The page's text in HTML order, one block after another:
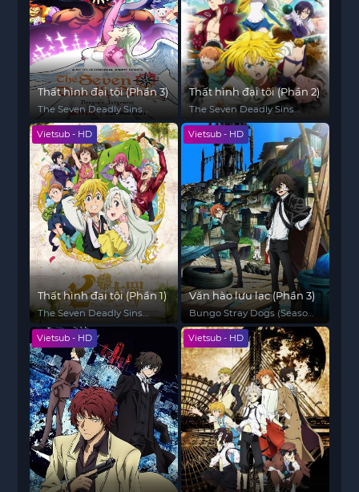
Thất hình đại tội (Phần 3)
The Seven Deadly Sins
(Season 3)
Thất hình đại tội (Phần 2)
The Seven Deadly Sins
(Season 2)
Vietsub - HD
Thất hình đại tội (Phần 1)
The Seven Deadly Sins
(Season 1)
Vietsub - HD
Văn hào lưu lạc (Phần 3)
Bungo Stray Dogs (Season
3)
Vietsub - HD
Vietsub - HD